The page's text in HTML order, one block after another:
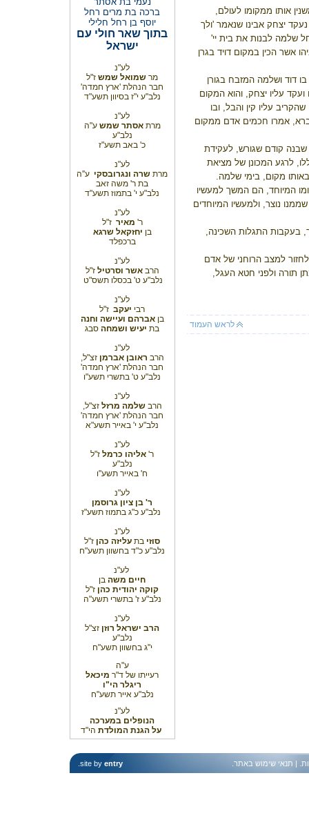
אותו ממקומו לעולם,
יצחק אבינו שנאמר 'ולך
שלמה לבנות את בית יי'
אשר הכין במקום דויד בגרן
דוד ושלמה המזבח בגורן
עליו יצחק, והוא המקום
עליו קין והבל, ובו
אמרו חכמים אדם ממקום
קודם שגורש, לעקידת
לרגע המכונן של מציאת
מקום, בימי שלמה.
המיוחד, הם המשך למעשיו
נוצר, ולמעשיו המיוחדים
בעקבות התגלות השכינה,
למצב הרוחני של אדם
תורה ולפני חטא העגל,
לראש העמוד
ברכה בת מרים רחל
יוסף בן רחל חלילי
בתוך שאר חולי עם
ישראל
לע"נ
מר שמואל שמש ז"ל
חבר הנהלת 'ארץ חמדה'
נלב"ע י"ז בסיוון תשע"ד
לע"נ
מרתאסתר שמש ע"ה
נלב"ע
כ' באב תשע"ז
לע"נ
מרת שרה ונגרובסקי ע''ה
בת ר' משה זאב
נלב"ע י' בתמוז תשע"ד
לע"נ
ר' מאיר ז"ל
בן יחזקאל שרגא
ברכפלד
לע"נ
הרבאשר וסרטיל ז"ל
נלב"ע ט' בכסלו תשס"ט
לע"נ
רבי יעקב ז"ל
בןאברהם ועיישה וחנה
בת יעיש ושמחה סבג
לע"נ
הרב ראובן אברמן זצ"ל,
חבר הנהלת 'ארץ חמדה'
נלב"ע ט' בתשרי תשע"ו
לע"נ
הרב שלמה מרזל זצ"ל,
חבר הנהלת 'ארץ חמדה'
נלב"ע י' באייר תשע"א
לע"נ
ר' אליהו כרמל ז"ל
נלב"ע
ח' באייר תשע"ו
לע"נ
ר' בן ציון גרוסמן
נלב"ע כ"ג בתמוז תשע"ז
לע"נ
סוזי בת עליזה כהן ז"ל
נלב"ע כ"ד בחשוון תשע"ח
לע"נ
חיים משה בן
קוקה יהודית כהן ז"ל
נלב"ע ז' בתשרי תשע"ה
לע"נ
הרב ישראל רוזן זצ"ל
נלב"ע
י"ג בחשוון תשע"ח
ע"ה
רעייתו של ד"ר מיכאל
ריגלר הי"ו
נלב"ע אייר תשע"ח
לע"נ
הנופלים במערכה
על הגנת המולדת הי"ד
site by entry . | תנאי שימוש באתר